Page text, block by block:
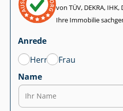
von TÜV, DEKRA,
Ihre Immobilie
Anrede
Herr
Frau
Name